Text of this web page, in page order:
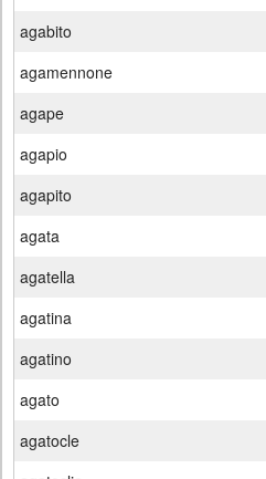
agabito
agamennone
agape
agapio
agapito
agata
agatella
agatina
agatino
agato
agatocle